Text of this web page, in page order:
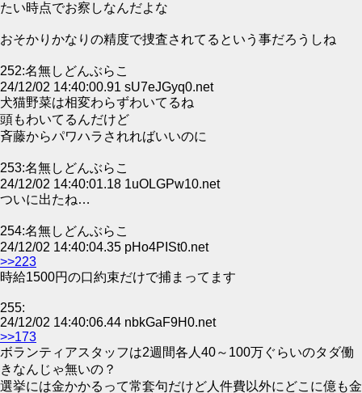
たい時点でお察しなんだよな
おそかりかなりの精度で捜査されてるという事だろうしね
252:名無しどんぶらこ
24/12/02 14:40:00.91 sU7eJGyq0.net
犬猫野菜は相変わらずわいてるね
頭もわいてるんだけど
斉藤からパワハラされればいいのに
253:名無しどんぶらこ
24/12/02 14:40:01.18 1uOLGPw10.net
ついに出たね…
254:名無しどんぶらこ
24/12/02 14:40:04.35 pHo4PISt0.net
>>223
時給1500円の口約束だけで捕まってます
255:
24/12/02 14:40:06.44 nbkGaF9H0.net
>>173
ボランティアスタッフは2週間各人40～100万ぐらいのタダ働
きなんじゃ無いの？
選挙には金かかるって常套句だけど人件費以外にどこに億も金